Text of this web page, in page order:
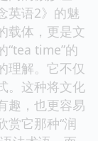
英语2》的魅
载体，更是文
“tea time”的
理解。它不仅
。这种将文化
趣，也更容易
赏它那种“润